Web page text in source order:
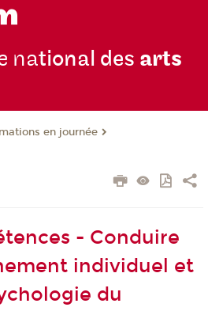
national des arts
en journée
- Conduire
individuel et
du